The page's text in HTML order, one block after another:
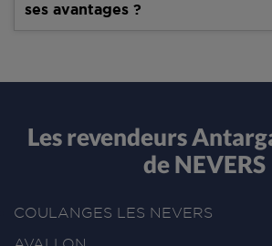
ses avantages ?
Les revendeurs
de NEVERS
COULANGES LES NEVERS